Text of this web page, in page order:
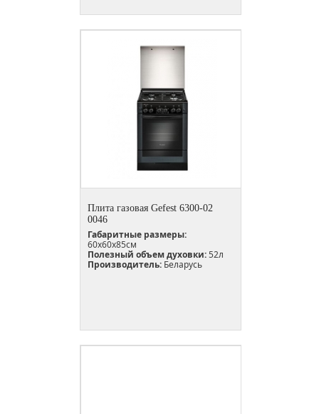
Плита газовая Gefest 6300-02
0046
Габаритные размеры:
60х60х85см
Полезный объем духовки:52л
Производитель: Беларусь